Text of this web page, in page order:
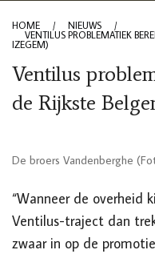
HOME / NIEUWS
/
VENTILUS PROBLEMATIEK
IZEGEM)
Ventilus
de Rijkste
De broers Vandenberghe
“Wanneer de overheid
Ventilus-traject dan
zwaar in op de